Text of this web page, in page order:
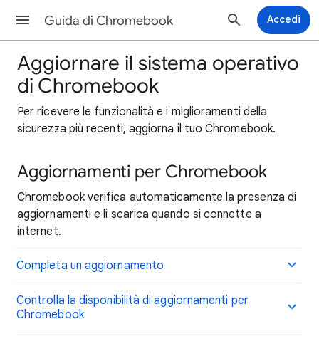
Guida di Chromebook Accedi
Aggiornare il sistema operativo
di Chromebook
Per ricevere le funzionalità e i miglioramenti della
sicurezza più recenti, aggiorna il tuo Chromebook.
Aggiornamenti per Chromebook
Chromebook verifica automaticamente la presenza di
aggiornamenti e li scarica quando si connette a
internet.
Completa un aggiornamento
Controlla la disponibilità di aggiornamenti per
Chromebook